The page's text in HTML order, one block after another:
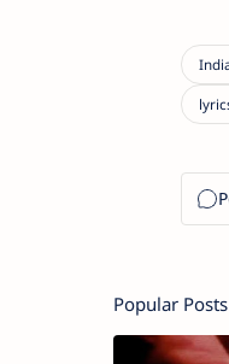
Popular Posts